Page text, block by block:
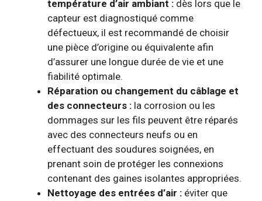
température d’air ambiant : dès lors que le
capteur est diagnostiqué comme
défectueux, il est recommandé de choisir
une pièce d’origine ou équivalente afin
d’assurer une longue durée de vie et une
fiabilité optimale.
Réparation ou changement du câblage et
des connecteurs : la corrosion ou les
dommages sur les fils peuvent être réparés
avec des connecteurs neufs ou en
effectuant des soudures soignées, en
prenant soin de protéger les connexions
contenant des gaines isolantes appropriées.
Nettoyage des entrées d’air : éviter que